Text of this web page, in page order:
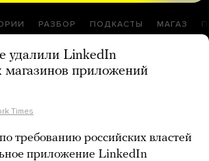
РАЗБОР ПОДКАСТЫ МАГАЗ
удалили LinkedIn
магазинов приложений
Times
требованию российских властей
приложение LinkedIn